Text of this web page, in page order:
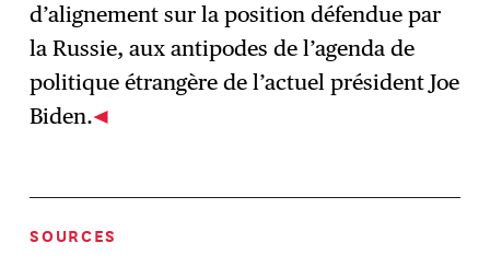
d’alignement sur la position défendue par
la Russie, aux antipodes de l’agenda de
politique étrangère de l’actuel président Joe
Biden.
SOURCES